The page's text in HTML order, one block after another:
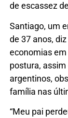
de escassez
Santiago, um
de 37 anos,
economias
postura,
argentinos,
família nas
“Meu pai